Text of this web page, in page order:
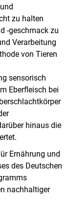
zu halten
-geschmack zu
Verarbeitung
von Tieren
sensorisch
Eberfleisch bei
hinaus die
Ernährung und
des Deutschen
nachhaltiger